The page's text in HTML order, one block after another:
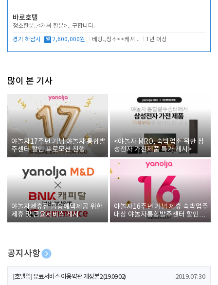
바로호텔
청소한분..<캐셔 한분>.. 구합니다.
경기 하남시 월 2,600,000원 베팅.,청소<<캐셔 모셔봅니다. 1년 이상
많이 본 기사
야놀자17주년 기념 야놀자 통합발
주센터 할인 프로모션 진행
<야놀자 MRO, 숙박업소 위한 삼
성전자 가전제품 특가 개시>
야놀자제휴점 금융혜택제공 위한
제휴 및 금융서비스 게시
야놀자16주년 기념 제휴 숙박업주
대상 야놀자통합발주센터 할인쿠
폰 증정
공지사항
[호텔업] 개인정보 처리방침 개정본1 (19.09.02)
[호텔업] 유료서비스 이용약관 개정본2 (19.09.02) 2019.07.30